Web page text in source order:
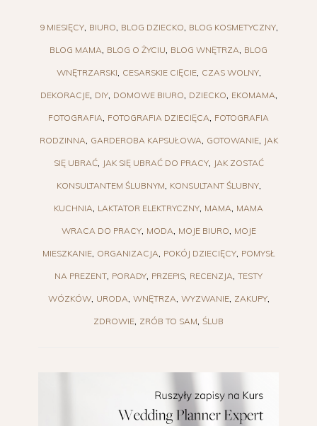
9 MIESIĘCY BIURO BLOG DZIECKO BLOG KOSMETYCZNY
BLOG MAMA BLOG O ŻYCIU BLOG WNĘTRZA BLOG
WNĘTRZARSKI CESARSKIE CIĘCIE CZAS WOLNY
DEKORACJE DIY DOMOWE BIURO DZIECKO EKOMAMA
FOTOGRAFIA FOTOGRAFIA DZIECIĘCA FOTOGRAFIA
RODZINNA GARDEROBA KAPSUŁOWA GOTOWANIE JAK
SIĘ UBRAĆ JAK SIĘ UBRAĆ DO PRACY JAK ZOSTAĆ
KONSULTANTEM ŚLUBNYM KONSULTANT ŚLUBNY
KUCHNIA LAKTATOR ELEKTRYCZNY MAMA MAMA
WRACA DO PRACY MODA MOJE BIURO MOJE
MIESZKANIE ORGANIZACJA POKÓJ DZIECIĘCY POMYSŁ
NA PREZENT PORADY PRZEPIS RECENZJA TESTY
WÓZKÓW URODA WNĘTRZA WYZWANIE ZAKUPY
ZDROWIE ZRÓB TO SAM ŚLUB